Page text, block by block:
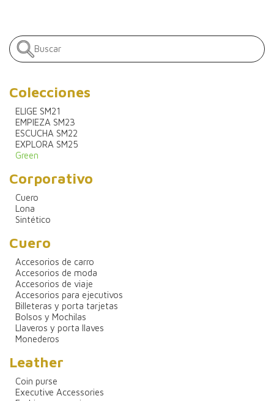
Colecciones
ELIGE SM21
EMPIEZA SM23
ESCUCHA SM22
EXPLORA SM25
Green
Corporativo
Cuero
Lona
Sintético
Cuero
Accesorios de carro
Accesorios de moda
Accesorios de viaje
Accesorios para ejecutivos
Billeteras y porta tarjetas
Bolsos y Mochilas
Llaveros y porta llaves
Monederos
Leather
Coin purse
Executive Accessories